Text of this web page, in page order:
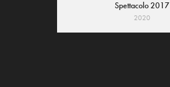
Spettacolo 2017
2020